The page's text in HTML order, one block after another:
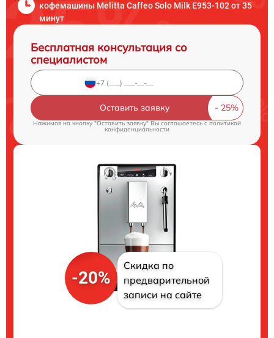
кофемашины Melitta Caffeo Solo Milk E953-102 от 35
минут
Бесплатная консультация со
специалистом
Оставить заявку
Нажимая на кнопку "Оставить заявку" Вы соглашаетесь cполитикой
конфиденциальности
-20%
Скидка по
предварительной
записи на сайте